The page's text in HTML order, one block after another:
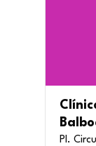
Pl.